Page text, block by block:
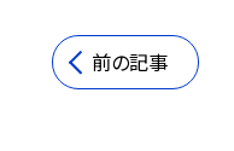
前の記事